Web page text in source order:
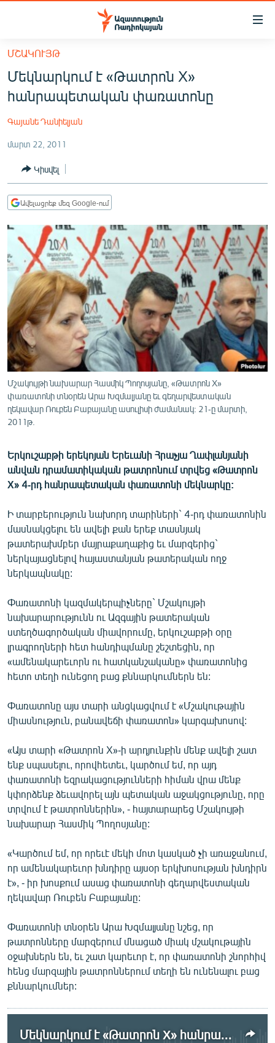
Մատչելիության
հիմնական
բովանդակությանը
Անցնել
հիմնական
մենյուին
ՀԱՅԱՍՏԱՆ
ՔԱՂԱՔԱԿԱՆ
ԸՆՏՐՈՒԹՅՈՒՆՆԵՐ 2026
ԻՐԱՎՈՒՆՔ
ՀԱՍԱՐԱԿՈՒԹՅՈՒՆ
ՏՆՏԵՍՈՒԹՅՈՒՆ
ՊԱՏԵՐԱԶՄԻ 6 ՇԱԲԱԹՆԵՐԸ
ՏԱՐԱԾԱՇՐՋԱՆ
ՄԻՋԱԶԳԱՅԻՆ
ՄՇԱԿՈՒՅԹ
ՍՊՈՐՏ
ՄԵԿՆԱԲԱՆՈՒԹՅՈՒՆ
ՏՏ ԵՒ ԻՆՏԵՐՆԵՏ
ԿՈՐՈՆԱՎԻՐՈՒՍ
ԱՐԽԻՎ
ԲԱՆԱՎԵՃ
ՁԳՏԵԼՈՎ ԼԱՎԱԳՈՒՅՆԻՆ
Հայերեն
English
ՀԵՏԵՎԵՔ ՄԵԶ
«Ազատության» բոլոր կայքերը
ՄՇԱԿՈՒՅԹ
Մեկնարկում է «Թատրոն X»
հանրապետական փառատոնը
Գայանե Դանիելյան
մարտ 22, 2011
Կիսվել
Ավելացրեք մեզ Google-ում
Մշակույթի նախարար Հասմիկ Պողոսյանը, «Թատրոն X»
փառատոնի տնօրեն Արա Խզմալյանը եւ գեղարվեստական
ղեկավար Ռուբեն Բաբայանը ասուլիսի ժամանակ: 21-ը մարտի,
2011թ.
Երկուշաբթի երեկոյան Երեւանի Հրաչյա Ղափլանյանի
անվան դրամատիկական թատրոնում տրվեց «Թատրոն
X» 4-րդ հանրապետական փառատոնի մեկնարկը:
Ի տարբերություն նախորդ տարիների` 4-րդ փառատոնին
մասնակցելու են ավելի քան երեք տասնյակ
թատերախմբեր մայրաքաղաքից եւ մարզերից`
ներկայացնելով հայաստանյան թատերական ողջ
ներկապնակը:
Փառատոնի կազմակերպիչները` Մշակույթի
նախարարությունն ու Ազգային թատերական
ստեղծագործական միավորումը, երկուշաբթի օրը
լրագրողների հետ հանդիպմանը շեշտեցին, որ
«ամենակարեւորն ու հատկանշականը» փառատոնից
հետո տեղի ունեցող բաց քննարկումներն են:
Փառատոնը այս տարի անցկացվում է «Մշակութային
միասնություն, բանավեճի փառատոն» կարգախոսով:
«Այս տարի «Թատրոն X»-ի արդյունքին մենք ավելի շատ
ենք սպասելու, որովհետեւ, կարծում եմ, որ այդ
փառատոնի եզրակացությունների հիման վրա մենք
կփորձենք ձեւավորել այն պետական աջակցությունը, որը
տրվում է թատրոններին», - հայտարարեց Մշակույթի
նախարար Հասմիկ Պողոսյանը:
«Կարծում եմ, որ որեւէ մեկի մոտ կասկած չի առաջանում,
որ ամենակարեւոր խնդիրը այսօր երկխոսության խնդիրն
է», - իր խոսքում ասաց փառատոնի գեղարվեստական
ղեկավար Ռուբեն Բաբայանը:
Փառատոնի տնօրեն Արա Խզմալյանը նշեց, որ
թատրոնները մարզերում մնացած միակ մշակութային
օջախներն են, եւ շատ կարեւոր է, որ փառատոնի շնորհիվ
հենց մարզային թատրոններում տեղի են ունենալու բաց
քննարկումներ:
Մեկնարկում է «Թատրոն X» հանրապետական փառատոնը